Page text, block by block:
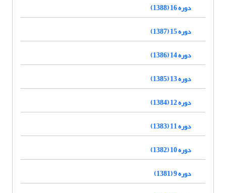
دوره 16 (1388)
دوره 15 (1387)
دوره 14 (1386)
دوره 13 (1385)
دوره 12 (1384)
دوره 11 (1383)
دوره 10 (1382)
دوره 9 (1381)